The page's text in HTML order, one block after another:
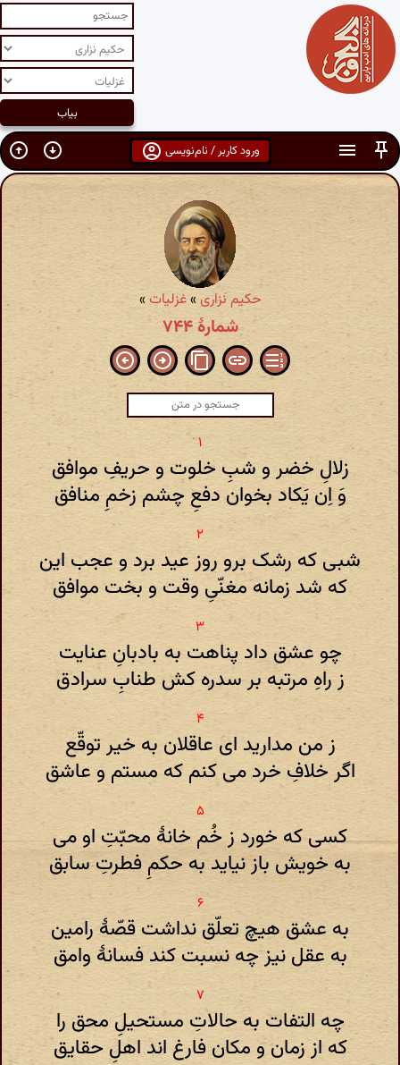
ورود کاربر / نام‌نویسی
حکیم نزاری»غزلیات»
شمارهٔ ۷۴۴
زلالِ خضر و شبِ خلوت و حریفِ موافق
وَ اِن یَکاد بخوان دفعِ چشم زخمِ منافق
شبی که رشک برو روز عید برد و عجب این
که شد زمانه مغنّیِ وقت و بخت موافق
چو عشق داد پناهت به بادبانِ عنایت
ز راهِ مرتبه بر سدره کش طنابِ سرادق
ز من مدارید ای عاقلان به خیر توقّع
اگر خلافِ خرد می کنم که مستم و عاشق
کسی که خورد ز خُم خانۀ محبّتِ او می
به خویش باز نیاید به حکمِ فطرتِ سابق
به عشق هیچ تعلّق نداشت قصّۀ رامین
به عقل نیز چه نسبت کند فسانۀ وامق
چه التفات به حالاتِ مستحیلِ محق را
که از زمان و مکان فارغ اند اهلِ حقایق